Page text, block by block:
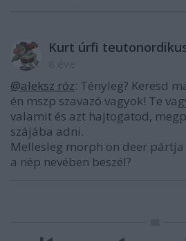
Kurt úrfi
@aleksz róz: Tényleg? Keresd
én mszp szavazó vagyok! Te
valamit és azt hajtogatod,
szájába adni.
Mellesleg morph on deer
a nép nevében beszél?